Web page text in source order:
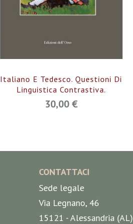
Italiano E Tedesco. Questioni Di
Linguistica Contrastiva.
30,00 €
CONTATTACI
Sede legale
Via Legnano, 46
15121 - Alessandria (AL)